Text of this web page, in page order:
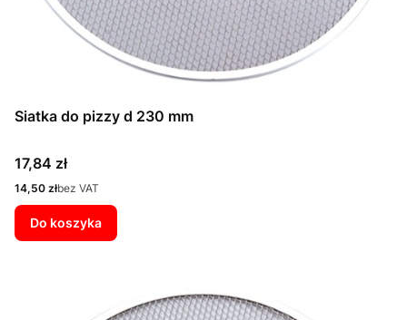
Siatka do pizzy d 230 mm
Cena
17,84 zł
Cena
14,50 złbez VAT
Do koszyka